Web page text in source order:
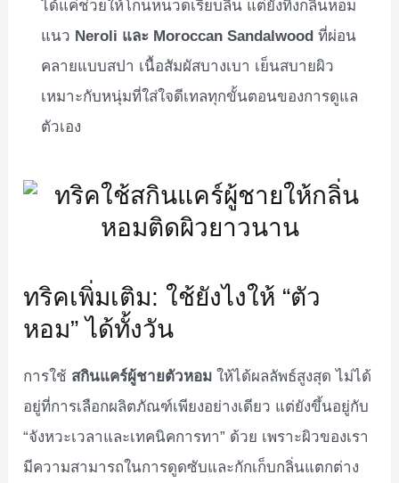
ได้แค่ช่วยให้โกนหนวดเรียบลื่น แต่ยังทิ้งกลิ่นหอม
แนว Neroli และ Moroccan Sandalwood ที่ผ่อน
คลายแบบสปา เนื้อสัมผัสบางเบา เย็นสบายผิว
เหมาะกับหนุ่มที่ใส่ใจดีเทลทุกขั้นตอนของการดูแล
ตัวเอง
ทริคเพิ่มเติม: ใช้ยังไงให้ “ตัว
หอม” ได้ทั้งวัน
การใช้ สกินแคร์ผู้ชายตัวหอม ให้ได้ผลลัพธ์สูงสุด ไม่ได้
อยู่ที่การเลือกผลิตภัณฑ์เพียงอย่างเดียว แต่ยังขึ้นอยู่กับ
“จังหวะเวลาและเทคนิคการทา” ด้วย เพราะผิวของเรา
มีความสามารถในการดูดซับและกักเก็บกลิ่นแตกต่าง